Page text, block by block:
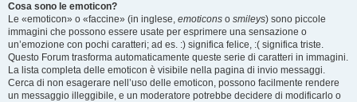
Cosa sono le emoticon?
Le «emoticon» o «faccine» (in inglese, emoticons o smileys) sono piccole
immagini che possono essere usate per esprimere una sensazione o
un’emozione con pochi caratteri; ad es. :) significa felice, :( significa triste.
Questo Forum trasforma automaticamente queste serie di caratteri in immagini.
La lista completa delle emoticon è visibile nella pagina di invio messaggi.
Cerca di non esagerare nell’uso delle emoticon, possono facilmente rendere
un messaggio illeggibile, e un moderatore potrebbe decidere di modificarlo o